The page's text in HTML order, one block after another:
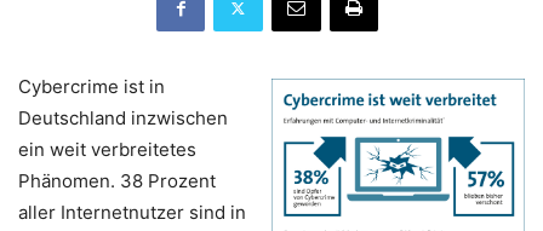
Cybercrime ist in
Deutschland inzwischen
ein weit verbreitetes
Phänomen. 38 Prozent
aller Internetnutzer sind in